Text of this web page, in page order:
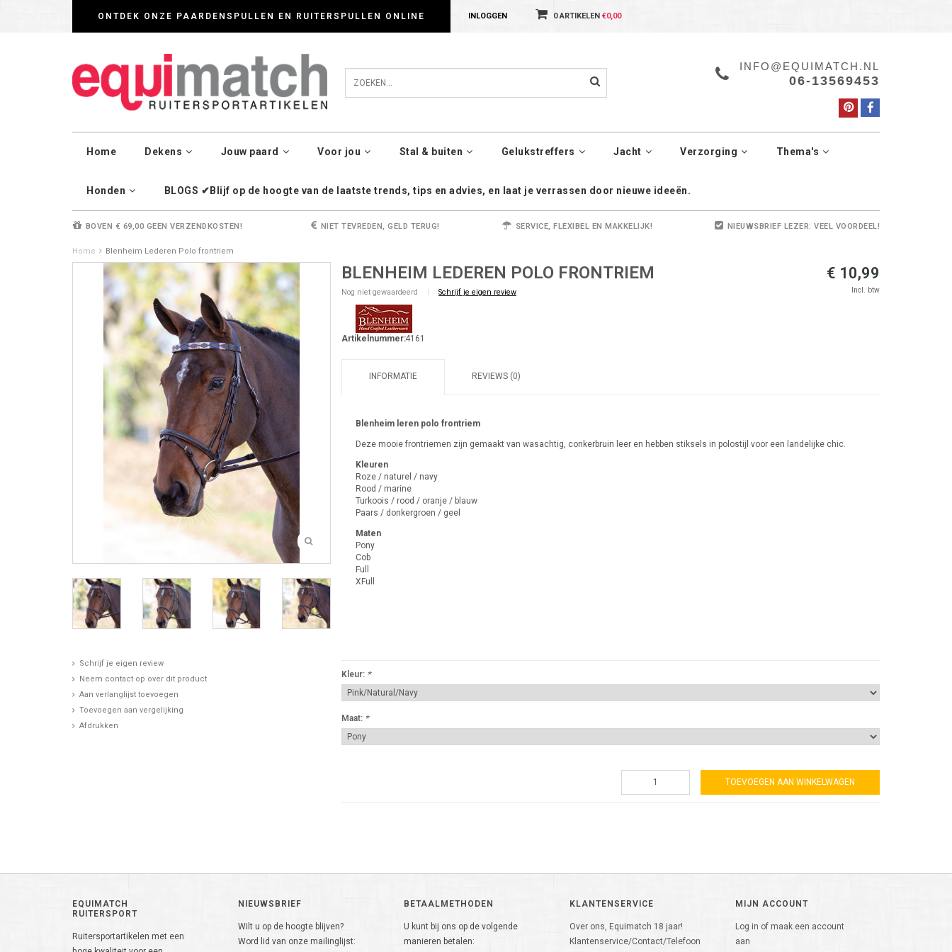
ONTDEK ONZE PAARDENSPULLEN EN RUITERSPULLEN ONLINE INLOGGEN 0 ARTIKELEN €0,00
INFO@EQUIMATCH.NL
06-13569453
Home Dekens Jouw paard Voor jou Stal & buiten Gelukstreffers Jacht Verzorging Thema's
Honden BLOGS ✔Blijf op de hoogte van de laatste trends, tips en advies, en laat je verrassen door nieuwe ideeën.
BOVEN € 69,00 GEEN VERZENDKOSTEN! NIET TEVREDEN, GELD TERUG! SERVICE, FLEXIBEL EN MAKKELIJK! NIEUWSBRIEF LEZER: VEEL VOORDEEL!
Home Blenheim Lederen Polo frontriem
Schrijf je eigen review
Neem contact op over dit product
Aan verlanglijst toevoegen
Toevoegen aan vergelijking
Afdrukken
BLENHEIM LEDEREN POLO FRONTRIEM
Nog niet gewaardeerd | Schrijf je eigen review
€ 10,99
Incl. btw
Artikelnummer:4161
INFORMATIE REVIEWS (0)
Blenheim leren polo frontriem
Deze mooie frontriemen zijn gemaakt van wasachtig, conkerbruin leer en hebben stiksels in polostijl voor een landelijke chic.
Kleuren
Roze / naturel / navy
Rood / marine
Turkoois / rood / oranje / blauw
Paars / donkergroen / geel
Maten
Pony
Cob
Full
XFull
Kleur: *
Maat: *
TOEVOEGEN AAN WINKELWAGEN
EQUIMATCH
RUITERSPORT
Ruitersportartikelen met een
NIEUWSBRIEF
Wilt u op de hoogte blijven?
Word lid van onze mailinglijst:
BETAALMETHODEN
U kunt bij ons op de volgende
manieren betalen:
KLANTENSERVICE
Over ons, Equimatch 18 jaar!
Klantenservice/Contact/Telefoon
MIJN ACCOUNT
Log in of maak een account
aan
Wij werken zorgvuldig met cookies. Kijk gerust voor meer informatie op onze Privacy Policy pagina.